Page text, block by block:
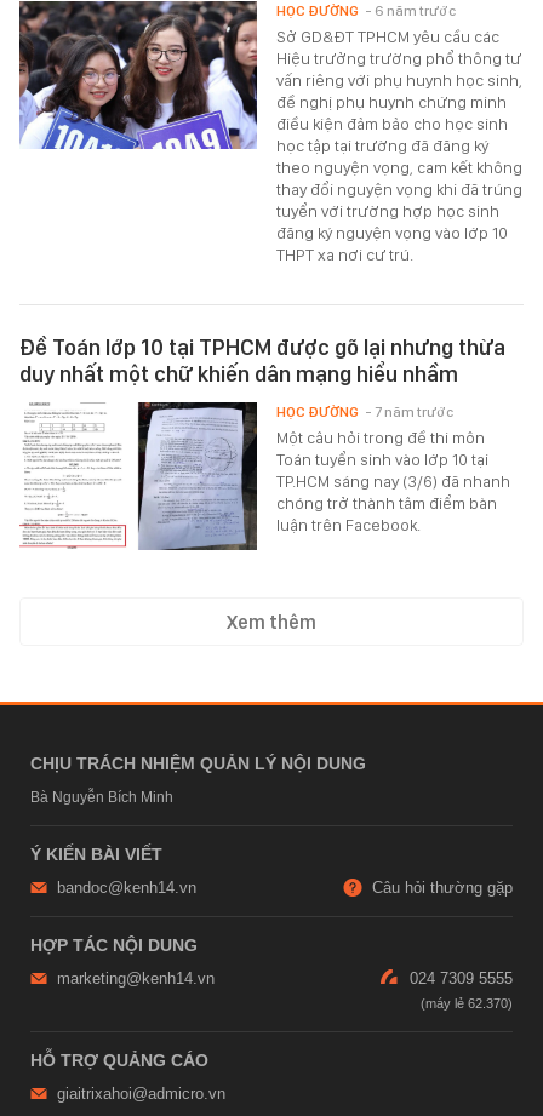
Sở GD&ĐT TPHCM yêu cầu các
Hiệu trưởng trường phổ thông tư
vấn riêng với phụ huynh học sinh,
đề nghị phụ huynh chứng minh
điều kiện đảm bảo cho học sinh
học tập tại trường đã đăng ký
theo nguyện vọng, cam kết không
thay đổi nguyện vọng khi đã trúng
tuyển với trường hợp học sinh
đăng ký nguyện vọng vào lớp 10
THPT xa nơi cư trú.
HỌC ĐƯỜNG - 6 năm trước
Đề Toán lớp 10 tại TPHCM được gõ lại nhưng thừa
duy nhất một chữ khiến dân mạng hiểu nhầm
Một câu hỏi trong đề thi môn
Toán tuyển sinh vào lớp 10 tại
TP.HCM sáng nay (3/6) đã nhanh
chóng trở thành tâm điểm bàn
luận trên Facebook.
HỌC ĐƯỜNG - 7 năm trước
Xem thêm
CHỊU TRÁCH NHIỆM QUẢN LÝ NỘI DUNG
Bà Nguyễn Bích Minh
Ý KIẾN BÀI VIẾT
bandoc@kenh14.vn Câu hỏi thường gặp
HỢP TÁC NỘI DUNG
marketing@kenh14.vn 024 7309 5555
HỖ TRỢ QUẢNG CÁO
giaitrixahoi@admicro.vn